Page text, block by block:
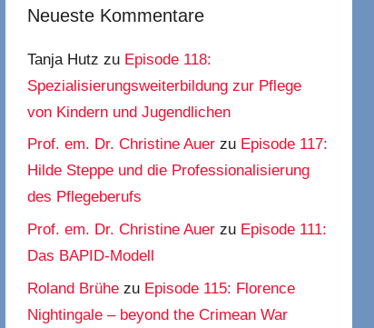
Neueste Kommentare
Tanja Hutz zu Episode 118:
Spezialisierungsweiterbildung zur Pflege
von Kindern und Jugendlichen
Prof. em. Dr. Christine Auer zu Episode 117:
Hilde Steppe und die Professionalisierung
des Pflegeberufs
Prof. em. Dr. Christine Auer zu Episode 111:
Das BAPID-Modell
Roland Brühe zu Episode 115: Florence
Nightingale – beyond the Crimean War